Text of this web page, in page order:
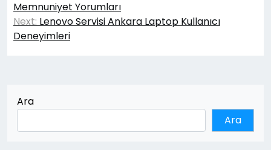
gezinmesi
Memnuniyet Yorumları
Next: Lenovo Servisi Ankara Laptop Kullanıcı
Deneyimleri
Ara
Ara